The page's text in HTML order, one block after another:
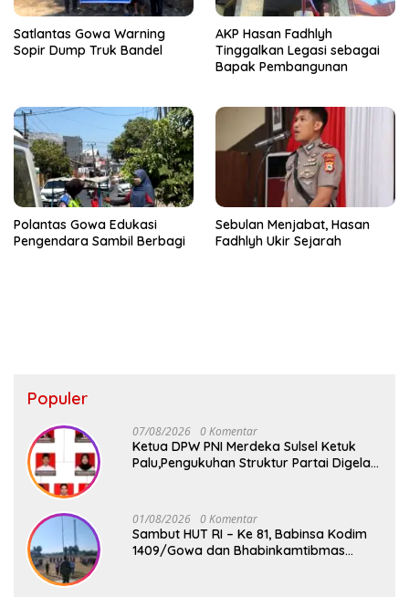
Satlantas Gowa Warning
Sopir Dump Truk Bandel
AKP Hasan Fadhlyh
Tinggalkan Legasi sebagai
Bapak Pembangunan
Polantas Gowa Edukasi
Pengendara Sambil Berbagi
Sebulan Menjabat, Hasan
Fadhlyh Ukir Sejarah
Populer
07/08/2026 0 Komentar
Ketua DPW PNI Merdeka Sulsel Ketuk
Palu,Pengukuhan Struktur Partai Digelar
01/08/2026 0 Komentar
Sambut HUT RI – Ke 81, Babinsa Kodim
1409/Gowa dan Bhabinkamtibmas